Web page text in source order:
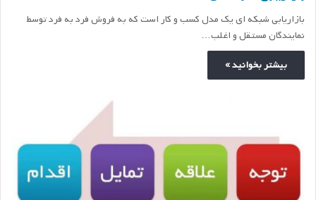
بازاریابی شبکه ای یک مدل کسب و کار است که به فروش فرد به فرد توسط
نمایندگان مستقل و اغلب…
بیشتر بخوانید »